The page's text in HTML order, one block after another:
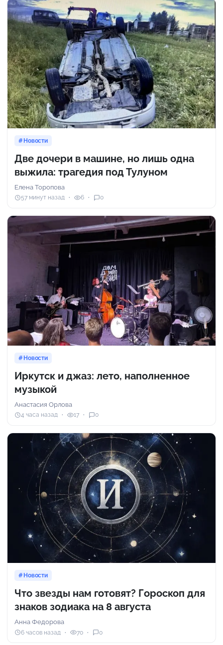
Новости
Две дочери в машине, но лишь одна
выжила: трагедия под Тулуном
Елена Торопова
57 минут назад 6 0
Новости
Иркутск и джаз: лето, наполненное
музыкой
Анастасия Орлова
4 часа назад 17 0
Новости
Что звезды нам готовят? Гороскоп для
знаков зодиака на 8 августа
Анна Федорова
6 часов назад 70 0